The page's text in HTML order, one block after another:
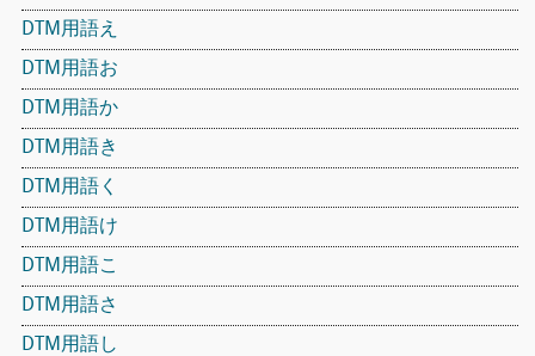
DTM用語え
DTM用語お
DTM用語か
DTM用語き
DTM用語く
DTM用語け
DTM用語こ
DTM用語さ
DTM用語し